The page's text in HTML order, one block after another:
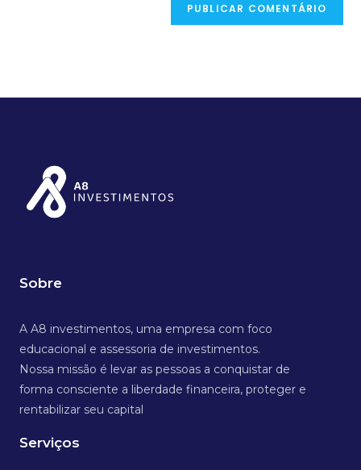
Sobre
A A8 investimentos, uma empresa com foco
educacional e assessoria de investimentos.
Nossa missão é levar as pessoas a conquistar de
forma consciente a liberdade financeira, proteger e
rentabilizar seu capital
Serviços